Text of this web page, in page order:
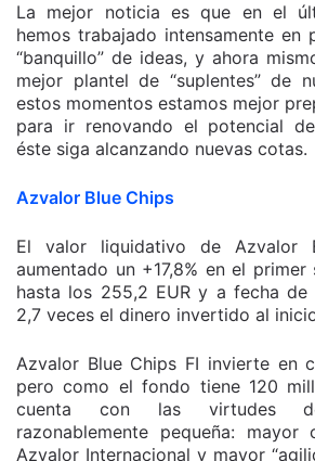
La mejor noticia es que en el
hemos trabajado intensamente en
“banquillo” de ideas, y ahora
mejor plantel de “suplentes” de
estos momentos estamos mejor
para ir renovando el potencial
éste siga alcanzando nuevas cotas.
Azvalor Blue Chips
El valor liquidativo de Azvalor
aumentado un +17,8% en el
hasta los 255,2 EUR y a fecha
2,7 veces el dinero invertido al
Azvalor Blue Chips FI invierte en
pero como el fondo tiene 120
cuenta con las virtudes
razonablemente pequeña: mayor
Azvalor Internacional y mayor